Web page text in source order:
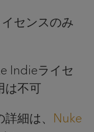
センスのみ
Indieライセ
は不可
細は、 Nuke